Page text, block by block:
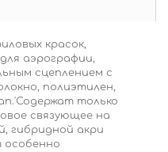
красок,
аэрографии,
сцеплением с
полиэтилен,
только
связующее на
гибридной акри
особенно